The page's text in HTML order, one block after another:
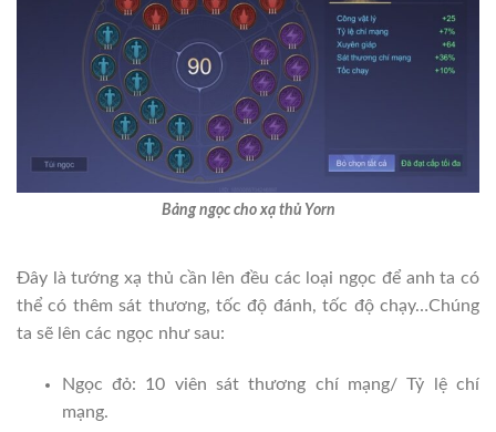
Bảng ngọc cho xạ thủ Yorn
Đây là tướng xạ thủ cần lên đều các loại ngọc để anh ta có
thể có thêm sát thương, tốc độ đánh, tốc độ chạy…Chúng
ta sẽ lên các ngọc như sau:
Ngọc đỏ: 10 viên sát thương chí mạng/ Tỷ lệ chí
mạng.